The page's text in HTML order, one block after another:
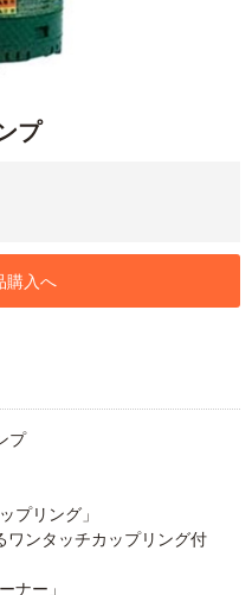
プ
購入へ
プ
プリング」
ンタッチカップリング付
ナー」